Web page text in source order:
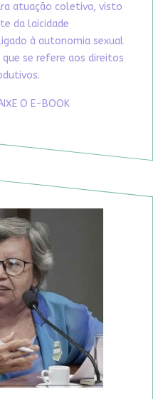
atuação coletiva, visto
da laicidade
à autonomia sexual
se refere aos direitos
O E-BOOK